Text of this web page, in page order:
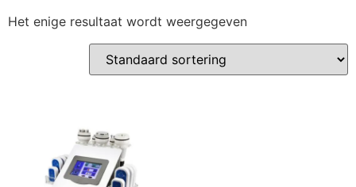
Het enige resultaat wordt weergegeven